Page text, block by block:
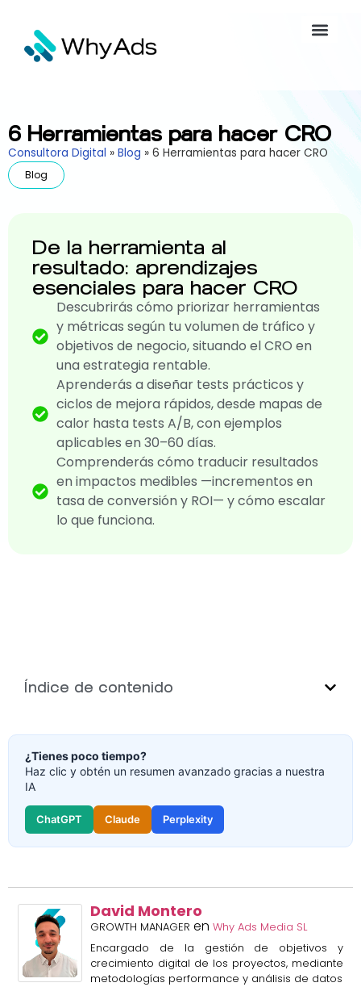
6 Herramientas para hacer CRO
Consultora Digital » Blog » 6 Herramientas para hacer CRO
Blog
De la herramienta al
resultado: aprendizajes
esenciales para hacer CRO
Descubrirás cómo priorizar herramientas
y métricas según tu volumen de tráfico y
objetivos de negocio, situando el CRO en
una estrategia rentable.
Aprenderás a diseñar tests prácticos y
ciclos de mejora rápidos, desde mapas de
calor hasta tests A/B, con ejemplos
aplicables en 30–60 días.
Comprenderás cómo traducir resultados
en impactos medibles —incrementos en
tasa de conversión y ROI— y cómo escalar
lo que funciona.
Índice de contenido
¿Tienes poco tiempo?
Haz clic y obtén un resumen avanzado gracias a nuestra
IA
ChatGPT Claude Perplexity
David Montero
GROWTH MANAGER en Why Ads Media SL
Encargado de la gestión de objetivos y
crecimiento digital de los proyectos, mediante
metodologías performance y análisis de datos